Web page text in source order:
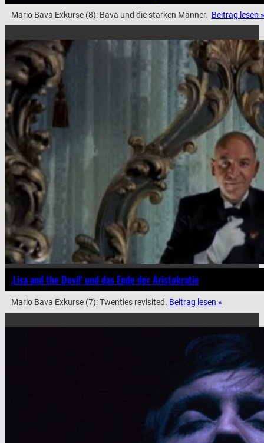
Mario Bava Exkurse (8): Bava und die starken Männer. Beitrag lesen »
‚Lisa and the Devil‘ und das Ende der Aristokratie
Mario Bava Exkurse (7): Twenties revisited. Beitrag lesen »